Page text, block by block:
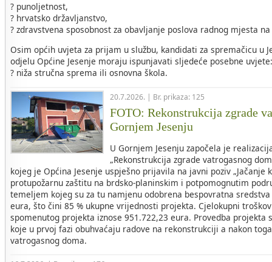
? punoljetnost,
? hrvatsko državljanstvo,
? zdravstvena sposobnost za obavljanje poslova radnog mjesta
Osim općih uvjeta za prijam u službu, kandidati za spremačicu u
odjelu Općine Jesenje moraju ispunjavati sljedeće posebne uvjete:
? niža stručna sprema ili osnovna škola.
20.7.2026. | Br. prikaza: 125
FOTO: Rekonstrukcija zgrade
Gornjem Jesenju
U Gornjem Jesenju započela je
„Rekonstrukcija zgrade vatrogasnog
kojeg je Općina Jesenje uspješno prijavila na javni poziv „Jačanje
protupožarnu zaštitu na brdsko-planinskim i potpomognutim
temeljem kojeg su za tu namjenu odobrena bespovratna
eura, što čini 85 % ukupne vrijednosti projekta. Cjelokupni
spomenutog projekta iznose 951.722,23 eura. Provedba projekta
koje u prvoj fazi obuhvaćaju radove na rekonstrukciji a nakon
vatrogasnog doma.